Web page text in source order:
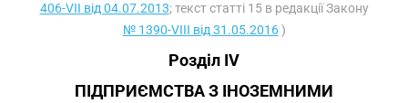
406-VII від 04.07.2013; текст статті 15 в редакції Закону
№ 1390-VIII від 31.05.2016)
Розділ IV
ПІДПРИЄМСТВА З ІНОЗЕМНИМИ